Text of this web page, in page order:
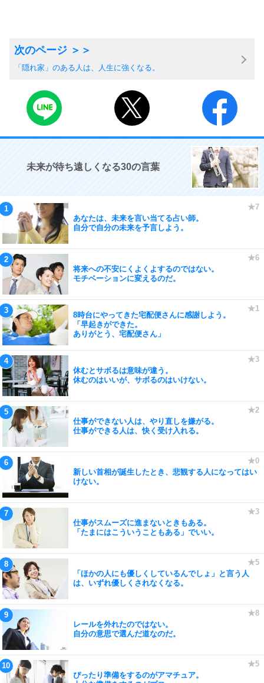
「隠れ家」のある人は、人生に強くなる。
未来が待ち遠しくなる30の言葉
あなたは、未来を言い当てる占い師。
自分で自分の未来を予言しよう。
将来への不安にくよくよするのではない。
モチベーションに変えるのだ。
8時台にやってきた宅配便さんに感謝しよう。
「早起きができた。
ありがとう、宅配便さん」
休むとサボるは意味が違う。
休むのはいいが、サボるのはいけない。
仕事ができない人は、やり直しを嫌がる。
仕事ができる人は、快く受け入れる。
新しい首相が誕生したとき、悲観する人になってはい
けない。
仕事がスムーズに進まないときもある。
「たまにはこういうこともある」でいい。
「ほかの人にも優しくしているんでしょ」と言う人
は、いずれ優しくされなくなる。
レールを外れたのではない。
自分の意思で選んだ道なのだ。
ぴったり準備をするのがアマチュア。